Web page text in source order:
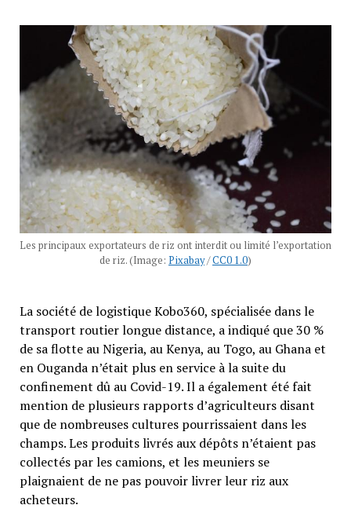
Les principaux exportateurs de riz ont interdit ou limité l’exportation
de riz. (Image: Pixabay/CC0 1.0)
La société de logistique Kobo360, spécialisée dans le
transport routier longue distance, a indiqué que 30 %
de sa flotte au Nigeria, au Kenya, au Togo, au Ghana et
en Ouganda n’était plus en service à la suite du
confinement dû au Covid-19. Il a également été fait
mention de plusieurs rapports d’agriculteurs disant
que de nombreuses cultures pourrissaient dans les
champs. Les produits livrés aux dépôts n’étaient pas
collectés par les camions, et les meuniers se
plaignaient de ne pas pouvoir livrer leur riz aux
acheteurs.